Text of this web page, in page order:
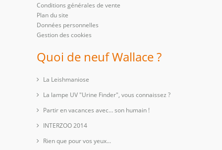
Conditions générales de vente
Plan du site
Données personnelles
Gestion des cookies
Quoi de neuf Wallace ?
La Leishmaniose
La lampe UV "Urine Finder", vous connaissez ?
Partir en vacances avec… son humain !
INTERZOO 2014
Rien que pour vos yeux...